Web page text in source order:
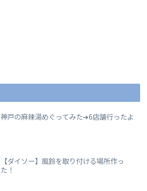
神戸の麻辣湯めぐってみた➜6店舗行ったよ
【ダイソー】風鈴を取り付ける場所作っ
た！